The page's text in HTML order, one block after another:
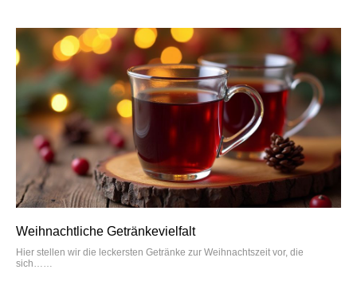
Weihnachtliche Getränkevielfalt
Hier stellen wir die leckersten Getränke zur Weihnachtszeit vor, die
sich…